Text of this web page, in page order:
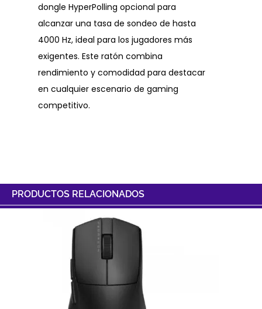
dongle HyperPolling opcional para
alcanzar una tasa de sondeo de hasta
4000 Hz, ideal para los jugadores más
exigentes. Este ratón combina
rendimiento y comodidad para destacar
en cualquier escenario de gaming
competitivo.
PRODUCTOS RELACIONADOS